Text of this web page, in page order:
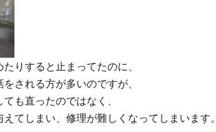
りすると止まってたのに、
される方が多いのですが、
も直ったのではなく、
てしまい、修理が難しくなってしまいます。